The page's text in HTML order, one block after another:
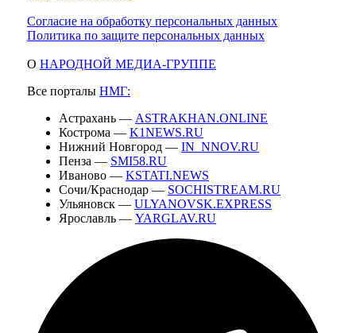
Согласие на обработку персональных данных
Политика по защите персональных данных
О НАРОДНОЙ МЕДИА-ГРУППЕ
Все порталы НМГ:
Астрахань — ASTRAKHAN.ONLINE
Кострома — K1NEWS.RU
Нижний Новгород — IN_NNOV.RU
Пенза — SMI58.RU
Иваново — KSTATI.NEWS
Сочи/Краснодар — SOCHISTREAM.RU
Ульяновск — ULYANOVSK.EXPRESS
Ярославль — YARGLAV.RU